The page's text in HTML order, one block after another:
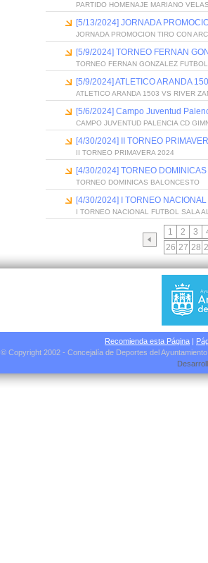
PARTIDO HOMENAJE MARIANO
[5/13/2024] JORNADA
JORNADA PROMOCION TIRO CON
[5/9/2024] TORNEO FERNAN
TORNEO FERNAN GONZALEZ
[5/9/2024] ATLETICO ARANDA
ATLETICO ARANDA 1503 VS RIVER
[5/6/2024] Campo Juventud
CAMPO JUVENTUD PALENCIA CD
[4/30/2024] II TORNEO
II TORNEO PRIMAVERA 2024
[4/30/2024] TORNEO
TORNEO DOMINICAS BALONCESTO
[4/30/2024] I TORNEO
I TORNEO NACIONAL FUTBOL SALA
1 2 3
26 27 28
Recomienda esta Página |
© Copyright 2002 - Concejalía de Deportes del